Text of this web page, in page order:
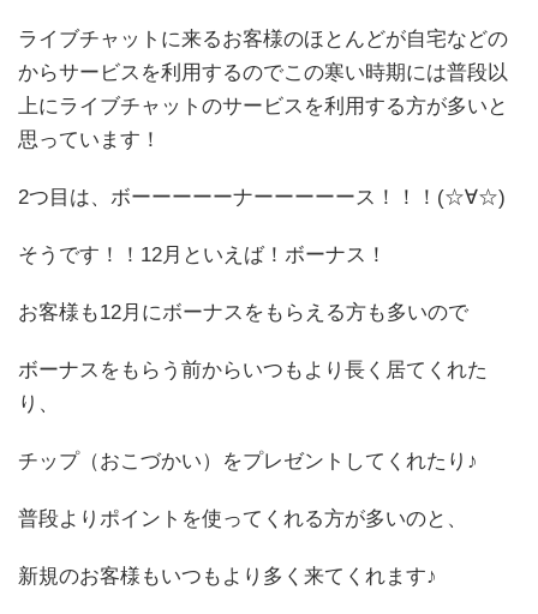
ライブチャットに来るお客様のほとんどが自宅などの
からサービスを利用するのでこの寒い時期には普段以
上にライブチャットのサービスを利用する方が多いと
思っています！
2つ目は、ボーーーーーナーーーーース！！！(☆∀☆)
そうです！！12月といえば！ボーナス！
お客様も12月にボーナスをもらえる方も多いので
ボーナスをもらう前からいつもより長く居てくれた
り、
チップ（おこづかい）をプレゼントしてくれたり♪
普段よりポイントを使ってくれる方が多いのと、
新規のお客様もいつもより多く来てくれます♪